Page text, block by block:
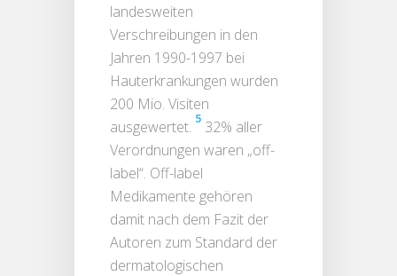
landesweiten
Verschreibungen in den
Jahren 1990-1997 bei
Hauterkrankungen wurden
200 Mio. Visiten
ausgewertet. 5 32% aller
Verordnungen waren „off-
label“. Off-label
Medikamente gehören
damit nach dem Fazit der
Autoren zum Standard der
dermatologischen